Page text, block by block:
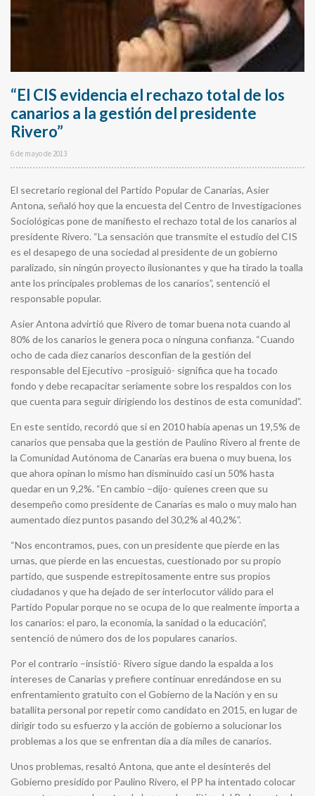
“El CIS evidencia el rechazo total de los
canarios a la gestión del presidente
Rivero”
6 de mayo de 2013
El secretario regional del Partido Popular de Canarias, Asier
Antona, señaló hoy que la encuesta del Centro de Investigaciones
Sociológicas pone de manifiesto el rechazo total de los canarios al
presidente Rivero. “La sensación que transmite el estudio del CIS
es el desapego de una sociedad al presidente de un gobierno
paralizado, sin ningún proyecto ilusionantes y que ha tirado la toalla
ante los principales problemas de los canarios”, sentenció el
responsable popular.
Asier Antona advirtió que Rivero de tomar buena nota cuando al
80% de los canarios le genera poca o ninguna confianza. “Cuando
ocho de cada diez canarios desconfían de la gestión del
responsable del Ejecutivo –prosiguió- significa que ha tocado
fondo y debe recapacitar seriamente sobre los respaldos con los
que cuenta para seguir dirigiendo los destinos de esta comunidad”.
En este sentido, recordó que si en 2010 había apenas un 19,5% de
canarios que pensaba que la gestión de Paulino Rivero al frente de
la Comunidad Autónoma de Canarias era buena o muy buena, los
que ahora opinan lo mismo han disminuido casi un 50% hasta
quedar en un 9,2%. “En cambio –dijo- quienes creen que su
desempeño como presidente de Canarias es malo o muy malo han
aumentado diez puntos pasando del 30,2% al 40,2%”.
“Nos encontramos, pues, con un presidente que pierde en las
urnas, que pierde en las encuestas, cuestionado por su propio
partido, que suspende estrepitosamente entre sus propios
ciudadanos y que ha dejado de ser interlocutor válido para el
Partido Popular porque no se ocupa de lo que realmente importa a
los canarios: el paro, la economía, la sanidad o la educación”,
sentenció de número dos de los populares canarios.
Por el contrario –insistió- Rivero sigue dando la espalda a los
intereses de Canarias y prefiere continuar enredándose en su
enfrentamiento gratuito con el Gobierno de la Nación y en su
batallita personal por repetir como candidato en 2015, en lugar de
dirigir todo su esfuerzo y la acción de gobierno a solucionar los
problemas a los que se enfrentan día a día miles de canarios.
Unos problemas, resaltó Antona, que ante el desinterés del
Gobierno presidido por Paulino Rivero, el PP ha intentado colocar